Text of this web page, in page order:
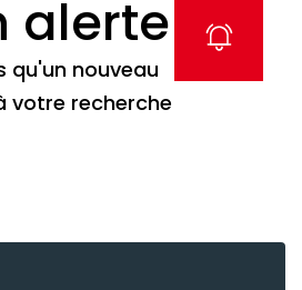
alerte
qu'un nouveau
votre recherche
label icon